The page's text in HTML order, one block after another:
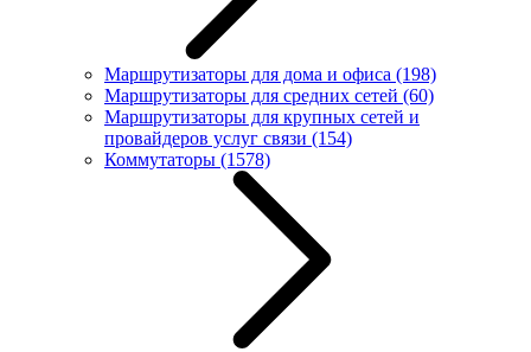
Маршрутизаторы для дома и офиса (198)
Маршрутизаторы для средних сетей (60)
Маршрутизаторы для крупных сетей и
провайдеров услуг связи (154)
Коммутаторы (1578)